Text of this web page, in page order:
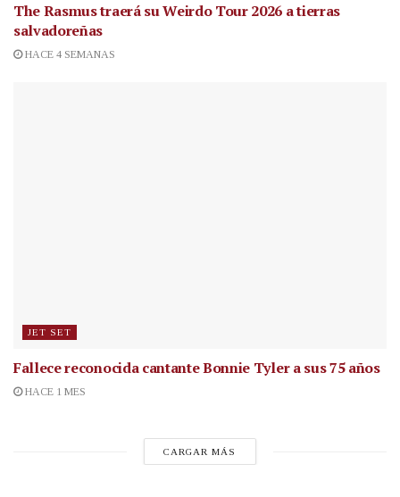
The Rasmus traerá su Weirdo Tour 2026 a tierras
salvadoreñas
HACE 4 SEMANAS
JET SET
Fallece reconocida cantanteBonnie Tyler a sus 75 años
HACE 1 MES
CARGAR MÁS